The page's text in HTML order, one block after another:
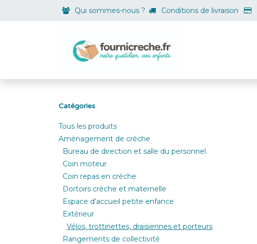
Se rendre au contenuQui sommes-nous ? Conditions de livraison
Catégories
Tous les produits
Aménagement de crèche
Bureau de direction et salle du personnel
Coin moteur
Coin repas en crèche
Dortoirs crèche et maternelle
Espace d'accueil petite enfance
Extérieur
Vélos, trottinettes, draisiennes et porteurs
Rangements de collectivité